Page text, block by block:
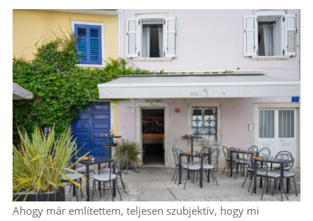
Ahogy már említettem, teljesen szubjektív, hogy mi